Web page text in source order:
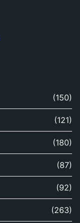
(150)
(121)
(180)
(87)
(92)
(263)